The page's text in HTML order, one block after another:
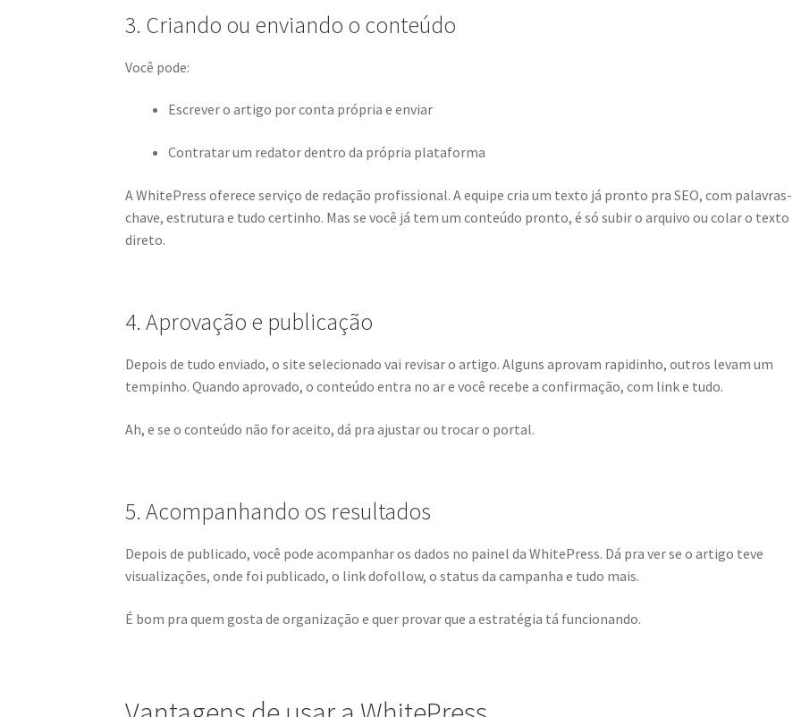
3. Criando ou enviando o conteúdo
Você pode:
Escrever o artigo por conta própria e enviar
Contratar um redator dentro da própria plataforma
A WhitePress oferece serviço de redação profissional. A equipe cria um texto já pronto pra SEO, com palavras-
chave, estrutura e tudo certinho. Mas se você já tem um conteúdo pronto, é só subir o arquivo ou colar o texto
direto.
4. Aprovação e publicação
Depois de tudo enviado, o site selecionado vai revisar o artigo. Alguns aprovam rapidinho, outros levam um
tempinho. Quando aprovado, o conteúdo entra no ar e você recebe a confirmação, com link e tudo.
Ah, e se o conteúdo não for aceito, dá pra ajustar ou trocar o portal.
5. Acompanhando os resultados
Depois de publicado, você pode acompanhar os dados no painel da WhitePress. Dá pra ver se o artigo teve
visualizações, onde foi publicado, o link dofollow, o status da campanha e tudo mais.
É bom pra quem gosta de organização e quer provar que a estratégia tá funcionando.